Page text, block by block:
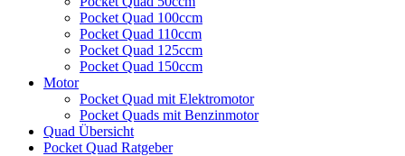
Pocket Quad 100ccm
Pocket Quad 110ccm
Pocket Quad 125ccm
Pocket Quad 150ccm
Motor
Pocket Quad mit Elektromotor
Pocket Quads mit Benzinmotor
Quad Übersicht
Pocket Quad Ratgeber